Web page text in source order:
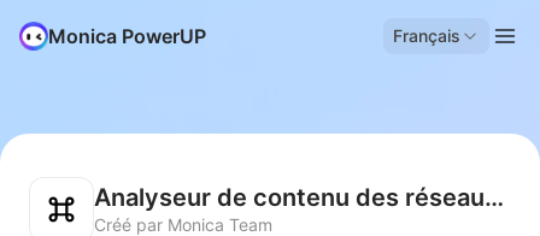
Monica PowerUP Français
Analyseur de contenu des réseaux sociaux
Créé par Monica Team